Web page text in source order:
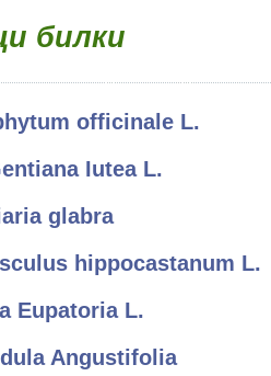
билки
officinale L.
Iutea L.
glabra
hippocastanum L.
Eupatoria L.
Angustifolia